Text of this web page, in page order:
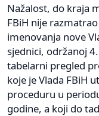
Nažalost, do kraja
FBiH nije
imenovanja nove
sjednici, održanoj
tabelarni pregled
koje je Vlada FBiH
proceduru u
godine, a koji do